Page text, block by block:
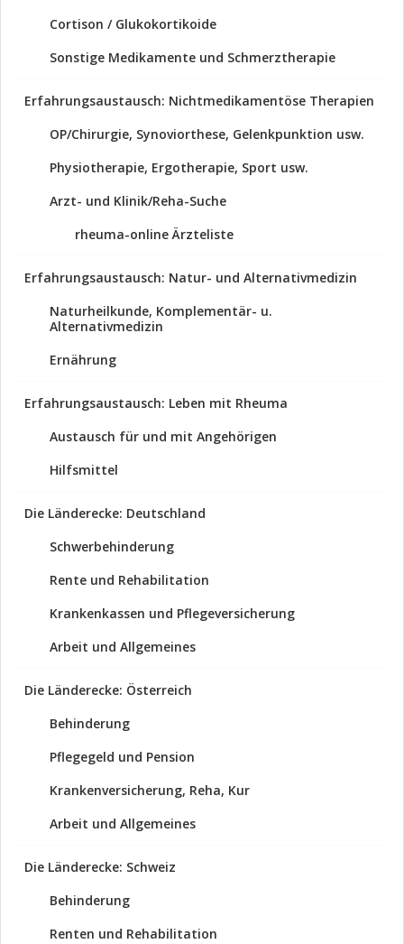
Cortison / Glukokortikoide
Sonstige Medikamente und Schmerztherapie
Erfahrungsaustausch: Nichtmedikamentöse Therapien
OP/Chirurgie, Synoviorthese, Gelenkpunktion usw.
Physiotherapie, Ergotherapie, Sport usw.
Arzt- und Klinik/Reha-Suche
rheuma-online Ärzteliste
Erfahrungsaustausch: Natur- und Alternativmedizin
Naturheilkunde, Komplementär- u.
Alternativmedizin
Ernährung
Erfahrungsaustausch: Leben mit Rheuma
Austausch für und mit Angehörigen
Hilfsmittel
Die Länderecke: Deutschland
Schwerbehinderung
Rente und Rehabilitation
Krankenkassen und Pflegeversicherung
Arbeit und Allgemeines
Die Länderecke: Österreich
Behinderung
Pflegegeld und Pension
Krankenversicherung, Reha, Kur
Arbeit und Allgemeines
Die Länderecke: Schweiz
Behinderung
Renten und Rehabilitation